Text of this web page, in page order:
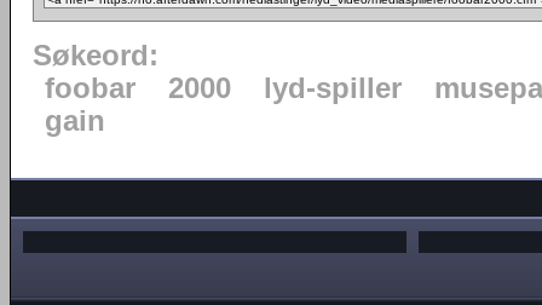
Søkeord:
foobar
2000 lyd-spiller
gain